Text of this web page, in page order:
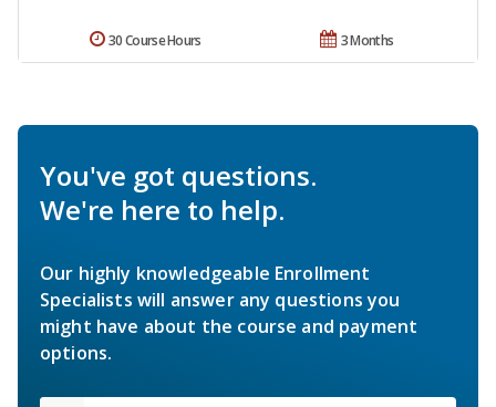
3 Months
30 Course Hours
You've got questions.
We're here to help.
Our highly knowledgeable Enrollment
Specialists will answer any questions you
might have about the course and payment
options.